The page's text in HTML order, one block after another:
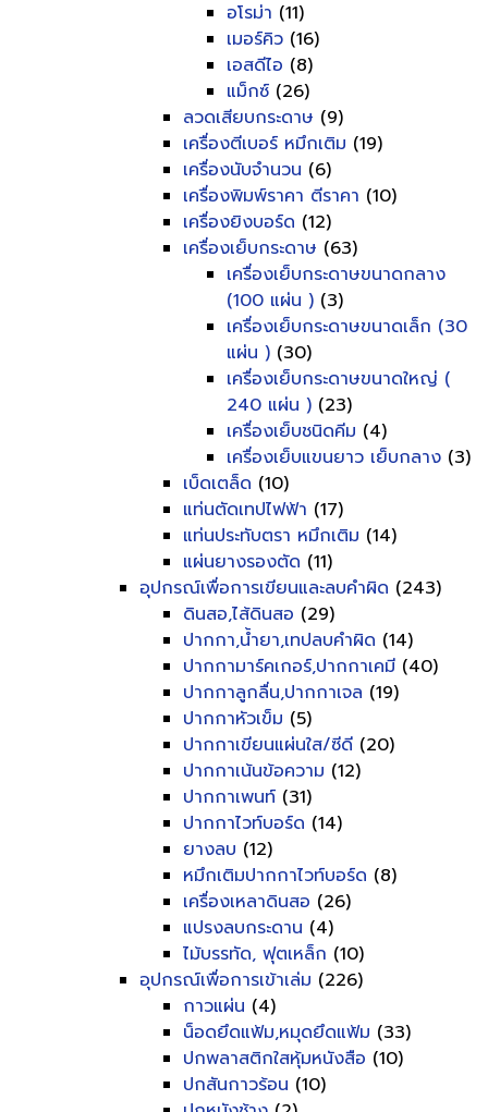
อโรม่า (11)
เมอร์คิว (16)
เอสดีไอ (8)
แม็กซ์ (26)
ลวดเสียบกระดาษ (9)
เครื่องตีเบอร์ หมึกเติม (19)
เครื่องนับจำนวน (6)
เครื่องพิมพ์ราคา ตีราคา (10)
เครื่องยิงบอร์ด (12)
เครื่องเย็บกระดาษ (63)
เครื่องเย็บกระดาษขนาดกลาง
(100 แผ่น ) (3)
เครื่องเย็บกระดาษขนาดเล็ก (30
แผ่น ) (30)
เครื่องเย็บกระดาษขนาดใหญ่ (
240 แผ่น ) (23)
เครื่องเย็บชนิดคีม (4)
เครื่องเย็บแขนยาว เย็บกลาง (3)
เบ็ดเตล็ด (10)
แท่นตัดเทปไฟฟ้า (17)
แท่นประทับตรา หมึกเติม (14)
แผ่นยางรองตัด (11)
อุปกรณ์เพื่อการเขียนและลบคำผิด (243)
ดินสอ,ไส้ดินสอ (29)
ปากกา,น้ำยา,เทปลบคำผิด (14)
ปากกามาร์คเกอร์,ปากกาเคมี (40)
ปากกาลูกลื่น,ปากกาเจล (19)
ปากกาหัวเข็ม (5)
ปากกาเขียนแผ่นใส/ซีดี (20)
ปากกาเน้นข้อความ (12)
ปากกาเพนท์ (31)
ปากกาไวท์บอร์ด (14)
ยางลบ (12)
หมึกเติมปากกาไวท์บอร์ด (8)
เครื่องเหลาดินสอ (26)
แปรงลบกระดาน (4)
ไม้บรรทัด, ฟุตเหล็ก (10)
อุปกรณ์เพื่อการเข้าเล่ม (226)
กาวแผ่น (4)
น็อดยึดแฟ้ม,หมุดยึดแฟ้ม (33)
ปกพลาสติกใสหุ้มหนังสือ (10)
ปกสันกาวร้อน (10)